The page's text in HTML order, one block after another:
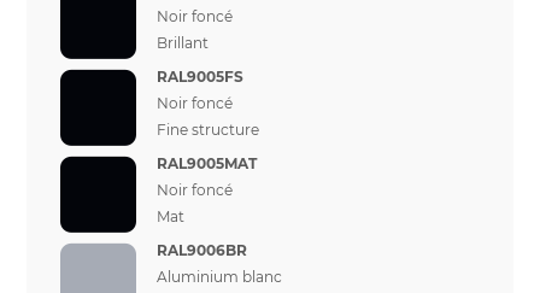
Noir foncé
Brillant
RAL9005FS
Noir foncé
Fine structure
RAL9005MAT
Noir foncé
Mat
RAL9006BR
Aluminium blanc